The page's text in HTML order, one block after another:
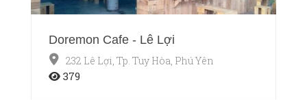
Doremon Cafe - Lê Lợi
232 Lê Lợi, Tp. Tuy Hòa, Phú Yên
379